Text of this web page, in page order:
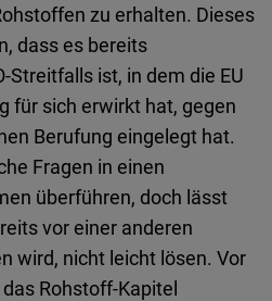
zu erhalten. Dieses
dass es bereits
Streitfalls ist, in dem die EU
für sich erwirkt hat, gegen
Berufung eingelegt hat.
Fragen in einen
überführen, doch lässt
vor einer anderen
wird, nicht leicht lösen. Vor
Rohstoff‑Kapitel